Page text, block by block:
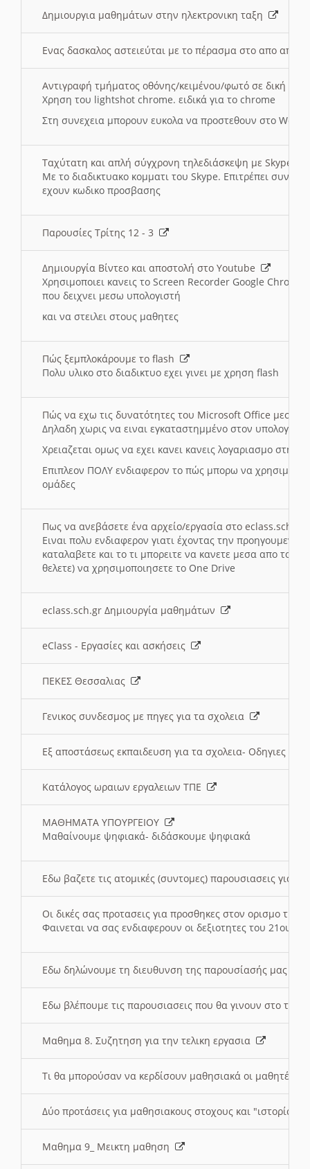
Δημιουργια μαθημάτων στην ηλεκτρονικη ταξη
Ενας δασκαλος αστειεύται με το πέρασμα στο απο
Αντιγραφή τμήματος οθόνης/κειμένου/φωτό σε δική
Χρηση του lightshot chrome. ειδικά για το chrome
Στη συνεχεια μπορουν ευκολα να προστεθουν στο Word
Ταχύτατη και απλή σύγχρονη τηλεδιάσκεψη με Skype
Με το διαδικτυακο κομματι του Skype. Επιτρέπει
εχουν κωδικο προσβασης
Παρουσίες Τρίτης 12 - 3
Δημιουργία Βίντεο και αποστολή στο Youtube
Χρησιμοποιει κανεις το Screen Recorder Google Chrome
που δειχνει μεσω υπολογιστή
και να στειλει στους μαθητες
Πώς ξεμπλοκάρουμε το flash
Πολυ υλικο στο διαδικτυο εχει γινει με χρηση flash
Πώς να εχω τις δυνατότητες του Microsoft Office μεσω
Δηλαδη χωρις να ειναι εγκαταστημμένο στον
Χρειαζεται ομως να εχει κανει κανεις λογαριασμο στη
Επιπλεον ΠΟΛΥ ενδιαφερον το πώς μπορω να
ομάδες
Πως να ανεβάσετε ένα αρχείο/εργασία στο eclass.sch.gr
Ειναι πολυ ενδιαφερον γιατι έχοντας την
καταλαβετε και το τι μπορειτε να κανετε μεσα απο το
θελετε) να χρησιμοποιησετε το One Drive
eclass.sch.gr Δημιουργία μαθημάτων
eClass - Εργασίες και ασκήσεις
ΠΕΚΕΣ Θεσσαλιας
Γενικος συνδεσμος με πηγες για τα σχολεια
Εξ αποστάσεως εκπαιδευση για τα σχολεια- Οδηγιες
Κατάλογος ωραιων εργαλειων ΤΠΕ
ΜΑΘΗΜΑΤΑ ΥΠΟΥΡΓΕΙΟΥ
Μαθαίνουμε ψηφιακά- διδάσκουμε ψηφιακά
Εδω βαζετε τις ατομικές (συντομες) παρουσιασεις για
Οι δικές σας προτασεις για προσθηκες στον ορισμο
Φαινεται να σας ενδιαφερουν οι δεξιοτητες του 21ου
Εδω δηλώνουμε τη διευθυνση της παρουσίασής μας
Εδω βλέπουμε τις παρουσιασεις που θα γινουν στο
Μαθημα 8. Συζητηση για την τελικη εργασια
Τι θα μπορούσαν να κερδίσουν μαθησιακά οι μαθητές/
Δύο προτάσεις για μαθησιακους στοχους και "ιστορία"
Μαθημα 9_ Μεικτη μαθηση